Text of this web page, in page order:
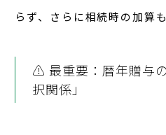
らず、さらに相続時の加算
⚠️ 最重要：暦年贈与
択関係」